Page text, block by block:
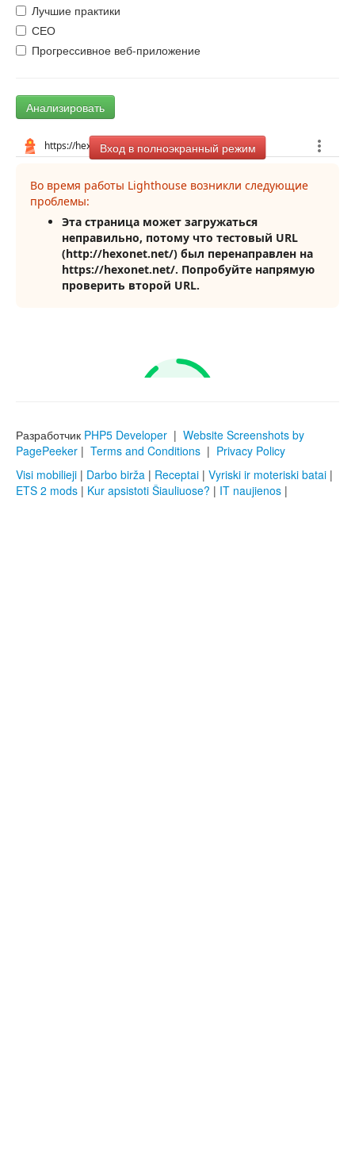
Лучшие практики
СЕО
Прогрессивное веб-приложение
Анализировать
Вход в полноэкранный режим
Разработчик PHP5 Developer | Website Screenshots by
PagePeeker | Terms and Conditions | Privacy Policy
Visi mobilieji | Darbo birža | Receptai | Vyriski ir moteriski batai |
ETS 2 mods | Kur apsistoti Šiauliuose? | IT naujienos |